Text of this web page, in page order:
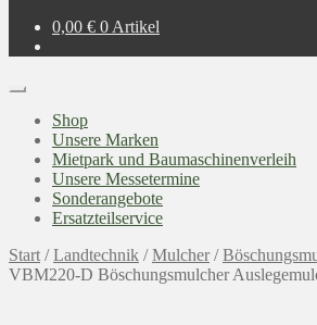
0,00 € 0 Artikel
Shop
Unsere Marken
Mietpark und Baumaschinenverleih
Unsere Messetermine
Sonderangebote
Ersatzteilservice
Start /Landtechnik /Mulcher/
VBM220-D Böschungsmulcher